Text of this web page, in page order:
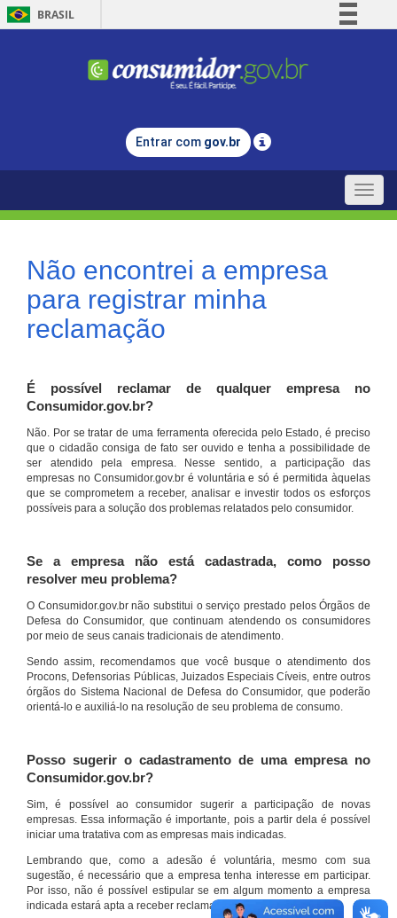
BRASIL
Comunica BR
Legislação
Entrar com gov.br
Toggle
Não encontrei a empresa
para registrar minha
reclamação
É possível reclamar de qualquer empresa no
Consumidor.gov.br?
Não. Por se tratar de uma ferramenta oferecida pelo Estado, é preciso
que o cidadão consiga de fato ser ouvido e tenha a possibilidade de
ser atendido pela empresa. Nesse sentido, a participação das
empresas no Consumidor.gov.br é voluntária e só é permitida àquelas
que se comprometem a receber, analisar e investir todos os esforços
possíveis para a solução dos problemas relatados pelo consumidor.
Se a empresa não está cadastrada, como posso
resolver meu problema?
O Consumidor.gov.br não substitui o serviço prestado pelos Órgãos de
Defesa do Consumidor, que continuam atendendo os consumidores
por meio de seus canais tradicionais de atendimento.
Sendo assim, recomendamos que você busque o atendimento dos
Procons, Defensorias Públicas, Juizados Especiais Cíveis, entre outros
órgãos do Sistema Nacional de Defesa do Consumidor, que poderão
orientá-lo e auxiliá-lo na resolução de seu problema de consumo.
Posso sugerir o cadastramento de uma empresa no
Consumidor.gov.br?
Sim, é possível ao consumidor sugerir a participação de novas
empresas. Essa informação é importante, pois a partir dela é possível
iniciar uma tratativa com as empresas mais indicadas.
Lembrando que, como a adesão é voluntária, mesmo com sua
sugestão, é necessário que a empresa tenha interesse em participar.
Por isso, não é possível estipular se em algum momento a empresa
indicada estará apta a receber reclamações por meio do site.